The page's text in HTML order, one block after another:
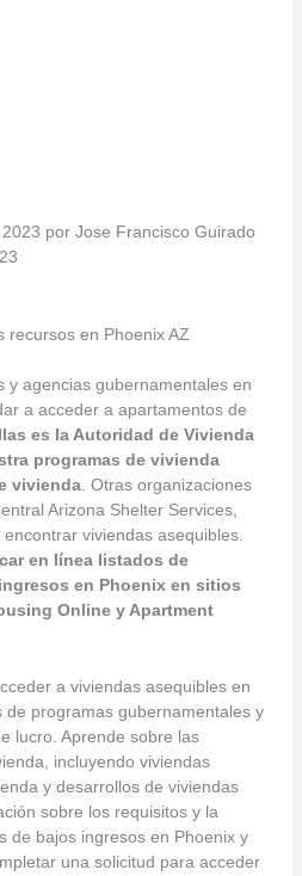
por Jose Francisco Guirado
recursos en Phoenix AZ
y agencias gubernamentales en
a acceder a apartamentos de
es la Autoridad de Vivienda
programas de vivienda
vivienda. Otras organizaciones
Arizona Shelter Services,
viviendas asequibles.
en línea listados de
en Phoenix en sitios
Online y Apartment
a viviendas asequibles en
de programas gubernamentales y
lucro. Aprende sobre las
incluyendo viviendas
y desarrollos de viviendas
sobre los requisitos y la
de bajos ingresos en Phoenix y
una solicitud para acceder